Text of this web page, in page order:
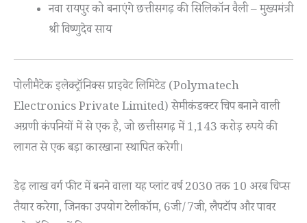
नवा रायपुर को बनाएंगे छत्तीसगढ़ की सिलिकॉन वैली – मुख्यमंत्री
श्री विष्णुदेव साय
पोलीमैटेक इलेक्ट्रॉनिक्स प्राइवेट लिमिटेड (Polymatech
Electronics Private Limited) सेमीकंडक्टर चिप बनाने वाली
अग्रणी कंपनियों में से एक है, जो छत्तीसगढ़ में 1,143 करोड़ रुपये की
लागत से एक बड़ा कारखाना स्थापित करेगी।
डेढ़ लाख वर्ग फीट में बनने वाला यह प्लांट वर्ष 2030 तक 10 अरब चिप्स
तैयार करेगा, जिनका उपयोग टेलीकॉम, 6जी/7जी, लैपटॉप और पावर